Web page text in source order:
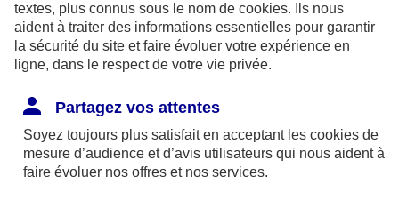
sont de 1,875 % du bénéfice imposable limité à 8
fois le PASS ou si plus favorable, 2,5 % du PASS.
textes, plus connus sous le nom de cookies. Ils nous
aident à traiter des informations essentielles pour garantir
la sécurité du site et faire évoluer votre expérience en
ligne, dans le respect de votre vie privée.
Partagez vos attentes
Soyez toujours plus satisfait en acceptant les cookies de
mesure d’audience et d’avis utilisateurs qui nous aident à
faire évoluer nos offres et nos services.